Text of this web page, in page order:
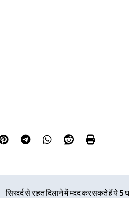
सिरदर्द से राहत दिलाने में मदद कर सकते हैं ये 5